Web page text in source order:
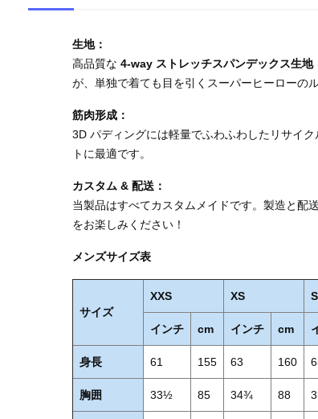
生地：
高品質な4-way ストレッチスパンデックス生地
が、単独で着ても目を引くスーパーヒーローの
筋肉形成：
3D パディングには軽量でふわふわしたリサイ
トに最適です。
カスタム & 配送：
当製品はすべてカスタムメイドです。製造と配
をお楽しみください！
メンズサイズ表
サイズ
XXS XS S
インチ cm インチ cm
身長 61 155 63 160
胸囲 33½ 85 34¾ 88